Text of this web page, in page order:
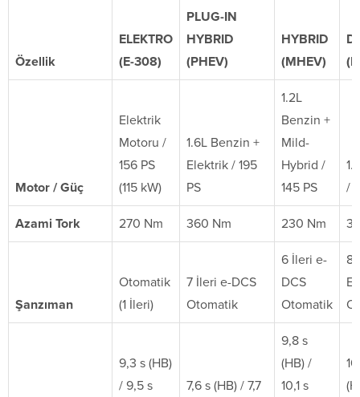
Özellik
ELEKTRO
(E-308)
PLUG-IN
HYBRID
(PHEV)
HYBRID
(MHEV)
Motor / Güç
Elektrik
Motoru /
156 PS
(115 kW)
1.6L Benzin +
Elektrik / 195
PS
1.2L
Benzin +
Mild-
Hybrid /
145 PS
/
Azami Tork 270 Nm 360 Nm 230 Nm
Şanzıman
Otomatik
(1 İleri)
7 İleri e-DCS
Otomatik
6 İleri e-
DCS
Otomatik
8
9,3 s (HB)
/ 9,5 s
7,6 s (HB) / 7,7
9,8 s
(HB) /
10,1 s